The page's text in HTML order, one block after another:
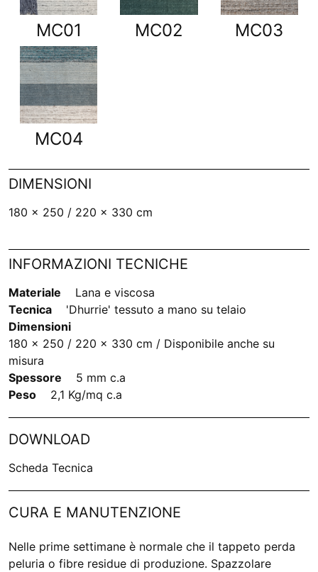
MC01 MC02 MC03
MC04
DIMENSIONI
180 x 250 / 220 x 330 cm
INFORMAZIONI TECNICHE
Materiale
Lana e viscosa
Tecnica
'Dhurrie' tessuto a mano su telaio
Dimensioni
180 x 250 / 220 x 330 cm / Disponibile anche su
misura
Spessore
5 mm c.a
Peso
2,1 Kg/mq c.a
DOWNLOAD
Scheda Tecnica
CURA E MANUTENZIONE
Nelle prime settimane è normale che il tappeto perda
peluria o fibre residue di produzione. Spazzolare